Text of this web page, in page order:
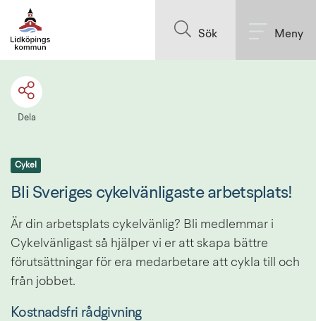
Sök Meny
Dela
Cykel
Bli Sveriges cykelvänligaste arbetsplats!
Är din arbetsplats cykelvänlig? Bli medlemmar i
Cykelvänligast så hjälper vi er att skapa bättre
förutsättningar för era medarbetare att cykla till och
från jobbet.
Kostnadsfri rådgivning